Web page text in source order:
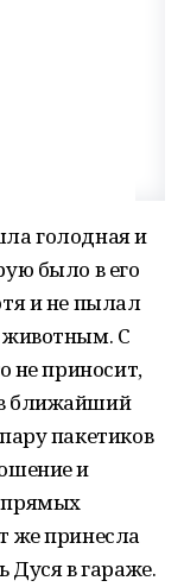
голодная и
было в его
и не пылал
животным. С
не приносит,
ближайший
пакетиков
и
прямых
же принесла
Дуся в гараже.